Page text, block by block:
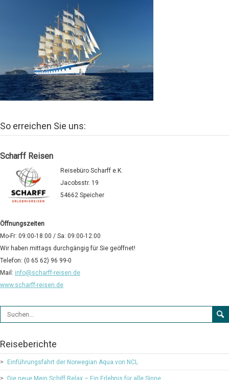
So erreichen Sie uns:
Scharff Reisen
Reisebüro Scharff e.K.
Jacobsstr. 19
54662 Speicher
Öffnungszeiten
Mo-Fr: 09:00-18:00 / Sa: 09:00-12:00
Wir haben mittags durchgängig für Sie geöffnet!
Telefon: (0 65 62) 96 99-0
Mail: info@scharff-reisen.de
www.scharff-reisen.de
Suchformular
Reiseberichte
Einführungsfahrt der Norwegian Aqua von NCL
Die neue Mein Schiff Relax – Ein Erlebnis für alle Sinne